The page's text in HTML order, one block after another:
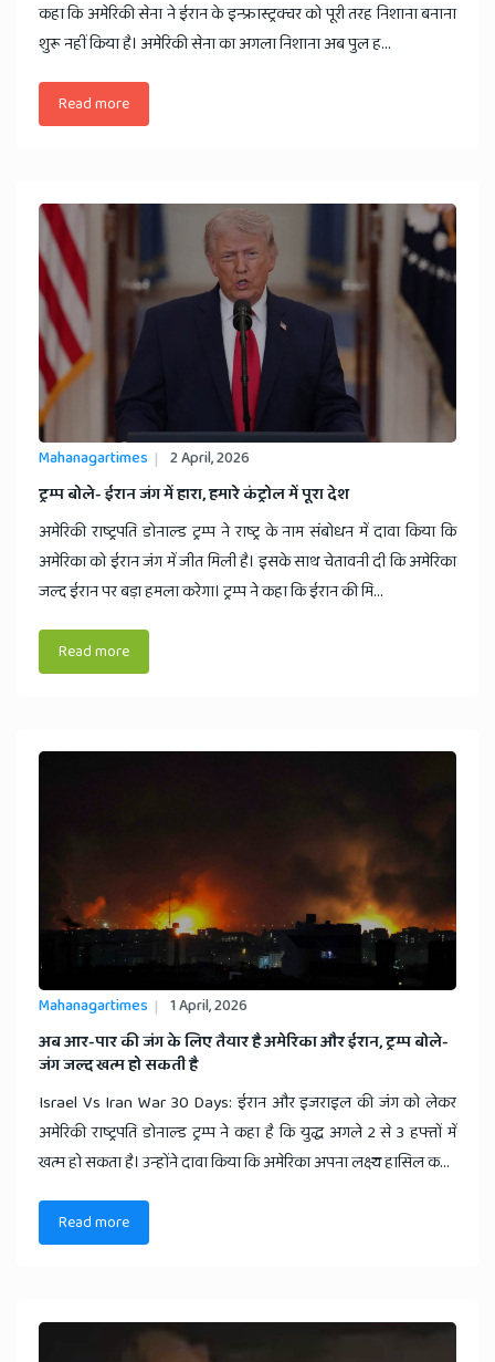
कहा कि अमेरिकी सेना ने ईरान के इन्फ्रास्ट्रक्चर को पूरी तरह निशाना बनाना
शुरू नहीं किया है। अमेरिकी सेना का अगला निशाना अब पुल ह...
Read more
Mahanagartimes 2 April, 2026
​ट्रम्प बोले- ईरान जंग में हारा, हमारे कंट्रोल में पूरा देश
अमेरिकी राष्ट्रपति डोनाल्ड ट्रम्प ने राष्ट्र के नाम संबोधन में दावा किया कि
अमेरिका को ईरान जंग में जीत मिली है। इसके साथ चेतावनी दी कि अमेरिका
जल्द ईरान पर बड़ा हमला करेगा। ट्रम्प ने कहा कि ईरान की मि...
Read more
Mahanagartimes 1 April, 2026
​अब आर-पार की जंग के लिए तैयार है अमेरिका और ईरान, ट्रम्प बोले-
जंग जल्द खत्म हो सकती है
Israel Vs Iran War 30 Days: ईरान और इजराइल की जंग को लेकर
अमेरिकी राष्ट्रपति डोनाल्ड ट्रम्प ने कहा है कि युद्ध अगले 2 से 3 हफ्तों में
खत्म हो सकता है। उन्होंने दावा किया कि अमेरिका अपना लक्ष्य हासिल क...
Read more